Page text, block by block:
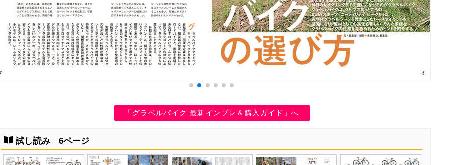
「グラベルバイク 最新インプレ＆購入ガイド」へ
試し読み 6ページ